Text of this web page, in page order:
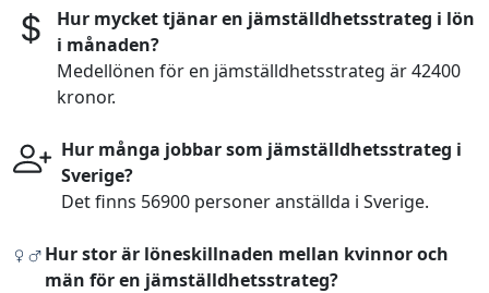
Hur mycket tjänar en jämställdhetsstrateg i lön
i månaden?
Medellönen för en jämställdhetsstrateg är 42400
kronor.
Hur många jobbar som jämställdhetsstrateg i
Sverige?
Det finns 56900 personer anställda i Sverige.
Hur stor är löneskillnaden mellan kvinnor och
män för en jämställdhetsstrateg?